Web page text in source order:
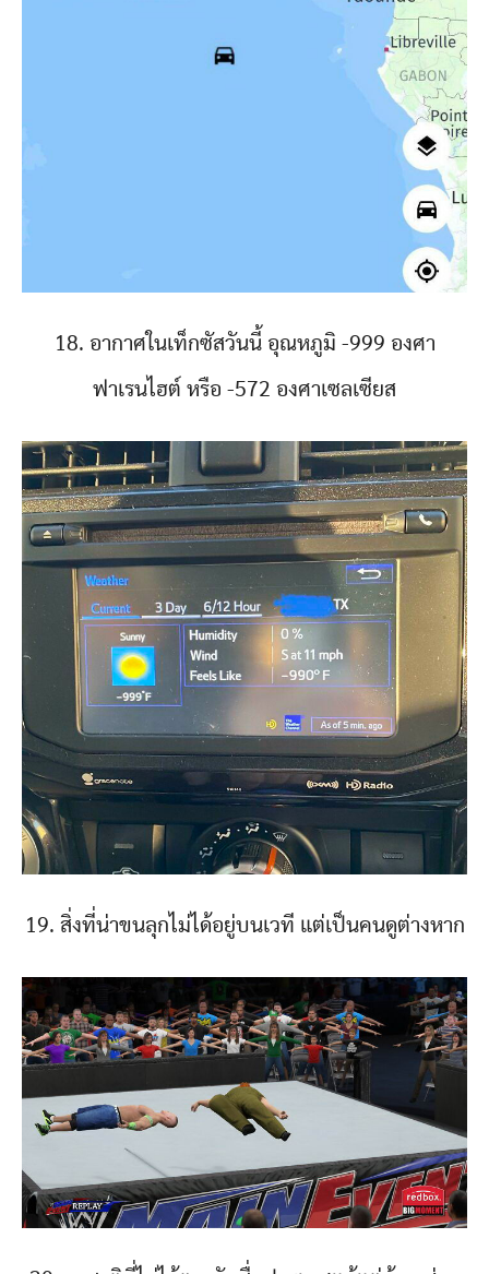
18. อากาศในเท็กซัสวันนี้ อุณหภูมิ -999 องศา
ฟาเรนไฮต์ หรือ -572 องศาเซลเซียส
19. สิ่งที่น่าขนลุกไม่ได้อยู่บนเวที แต่เป็นคนดูต่างหาก